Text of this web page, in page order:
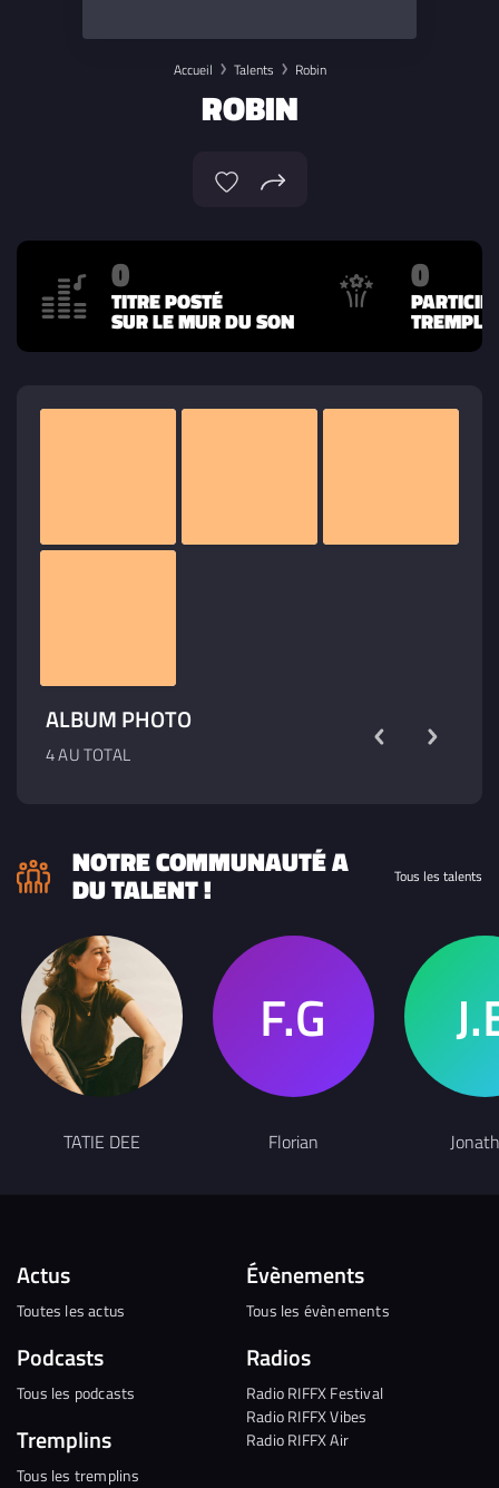
Accueil Talents Robin
ROBIN
0
TITRE POSTÉ
SUR LE MUR DU SON
0
ALBUM PHOTO
4 AU TOTAL
NOTRE COMMUNAUTÉ A
DU TALENT ! Tous les talents
TATIE DEE Florian
Actus
Toutes les actus
Podcasts
Tous les podcasts
Tremplins
Tous les tremplins
Évènements
Tous les évènements
Radios
Radio RIFFX Festival
Radio RIFFX Vibes
Radio RIFFX Air